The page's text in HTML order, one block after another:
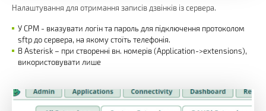
Налаштування для отримання записів дзвінків із сервера.
У СРМ - вказувати логін та пароль для підключення протоколом
sftp до сервера, на якому стоїть телефонія.
В Asterisk – при створенні вн. номерів (Application->extensions),
використовувати лише